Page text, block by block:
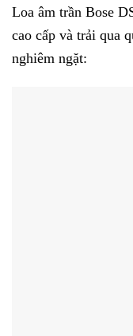
Loa âm trần Bose
cao cấp và trải qua
nghiêm ngặt: